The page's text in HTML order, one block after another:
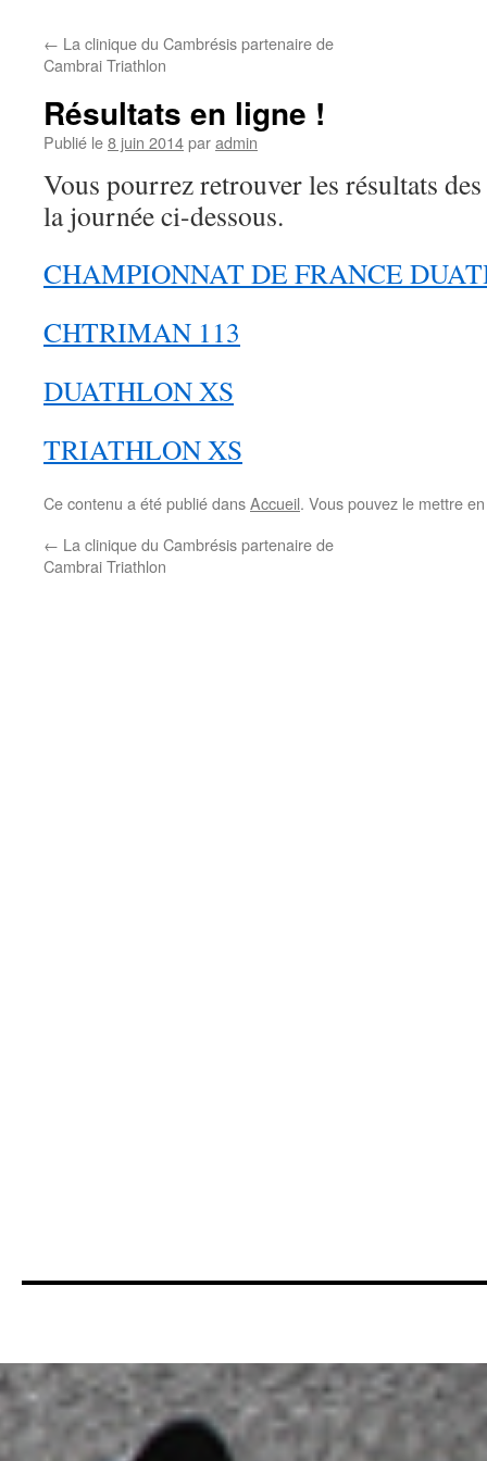
← La clinique du Cambrésis partenaire de
Cambrai Triathlon
Résultats en ligne !
Publié le8 juin 2014paradmin
Vous pourrez retrouver les résultats
la journée ci-dessous.
CHAMPIONNAT DE FRANCE
CHTRIMAN 113
DUATHLON XS
TRIATHLON XS
Ce contenu a été publié dansAccueil. Vous pouvez le mettre
← La clinique du Cambrésis partenaire de
Cambrai Triathlon